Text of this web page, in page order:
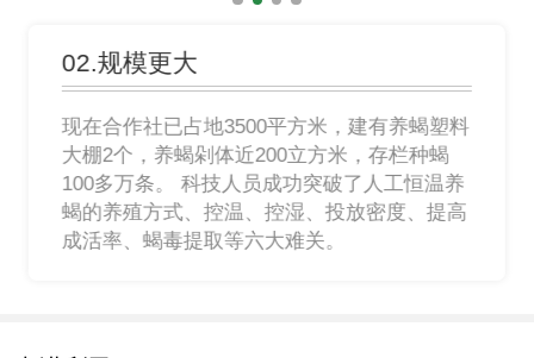
02.规模更大
现在合作社已占地3500平方米，建有养蝎塑料
大棚2个，养蝎剁体近200立方米，存栏种蝎
100多万条。 科技人员成功突破了人工恒温养
蝎的养殖方式、控温、控湿、投放密度、提高
成活率、蝎毒提取等六大难关。